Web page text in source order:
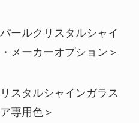
ールクリスタルシャイ
メーカーオプション＞
スタルシャインガラス
専用色＞